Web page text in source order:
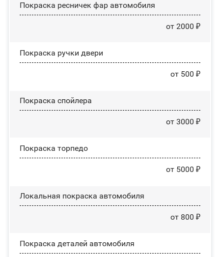
Покраска ресничек фар автомобиля
от 2000 ₽
Покраска ручки двери
от 500 ₽
Покраска спойлера
от 3000 ₽
Покраска торпедо
от 5000 ₽
Локальная покраска автомобиля
от 800 ₽
Покраска деталей автомобиля